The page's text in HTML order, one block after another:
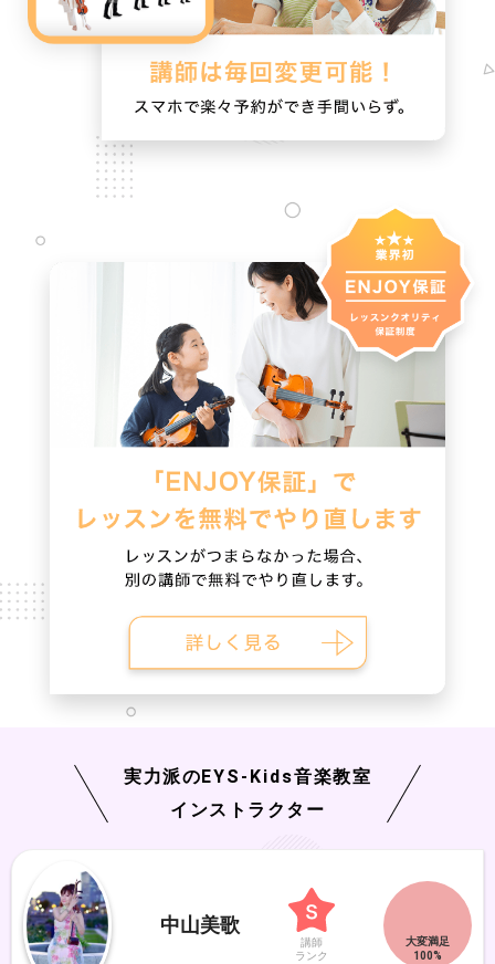
実力派のEYS-Kids音楽教室
インストラクター
中山美歌
講師
ランク